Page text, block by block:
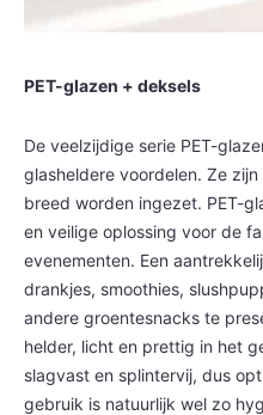
PET-glazen + deksels
De veelzijdige serie PET-
glasheldere voordelen. Ze
breed worden ingezet. PET-
en veilige oplossing voor de
evenementen. Een
drankjes, smoothies,
andere groentesnacks te
helder, licht en prettig in het
slagvast en splintervij, dus
gebruik is natuurlijk wel zo